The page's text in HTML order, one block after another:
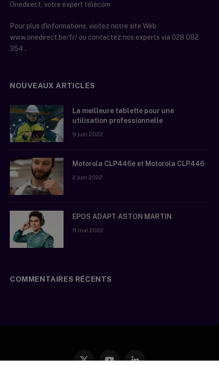
Onedirect, votre expert télécom
Pour plus d'informations, visitez notre site Web
www.onedirect.be/fr/ ou contactez nos experts via 028 082
354 .
NOUVEAUX ARTICLES
La meilleure tablette pour une
utilisation professionnelle
9 juin 2022
Motorola CLP446e et Motorola CLP446
2 juin 2022
EPOS ADAPT ASTON MARTIN
11 mai 2022
COMMENTAIRES RÉCENTS